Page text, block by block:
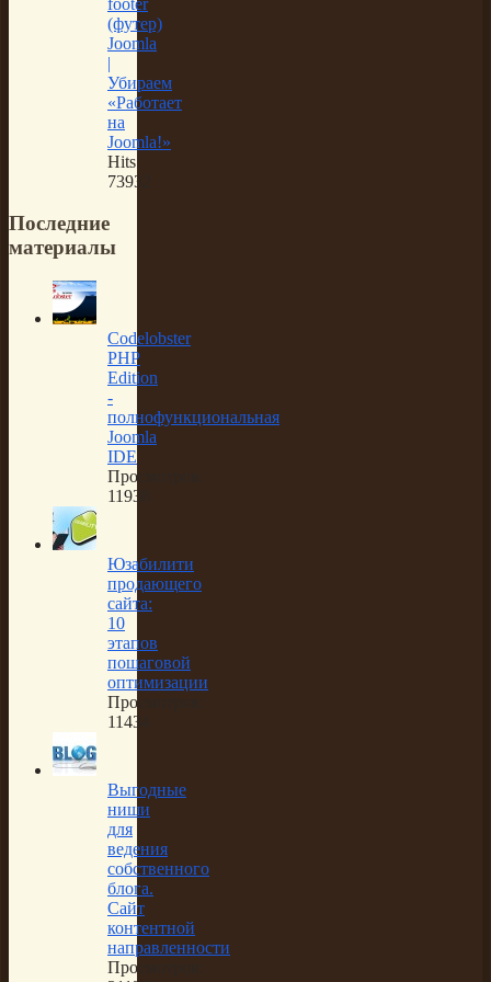
(футер)
Joomla
|
Убираем
«Работает
на
Joomla!»
Hits:
73932
Последние
материалы
Codelobster
PHP
Edition
-
полнофункциональная
Joomla
IDE
Просмотров:
11938
Юзабилити
продающего
сайта:
10
этапов
пошаговой
оптимизации
Просмотров:
11434
Выгодные
ниши
для
ведения
собственного
блога.
Сайт
контентной
направленности
Просмотров: